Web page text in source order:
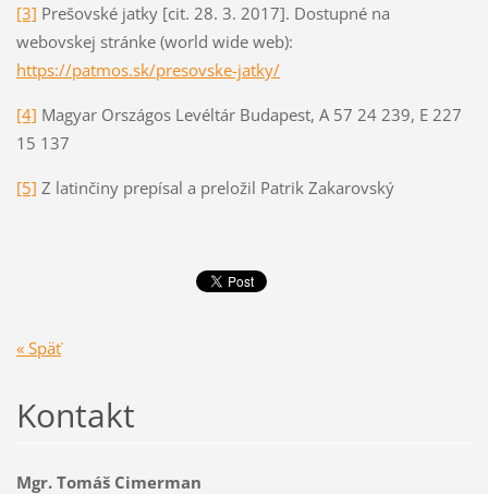
[3] Prešovské jatky [cit. 28. 3. 2017]. Dostupné na
webovskej stránke (world wide web):
https://patmos.sk/presovske-jatky/
[4] Magyar Országos Levéltár Budapest, A 57 24 239, E 227
15 137
[5] Z latinčiny prepísal a preložil Patrik Zakarovský
« Späť
Kontakt
Mgr. Tomáš Cimerman